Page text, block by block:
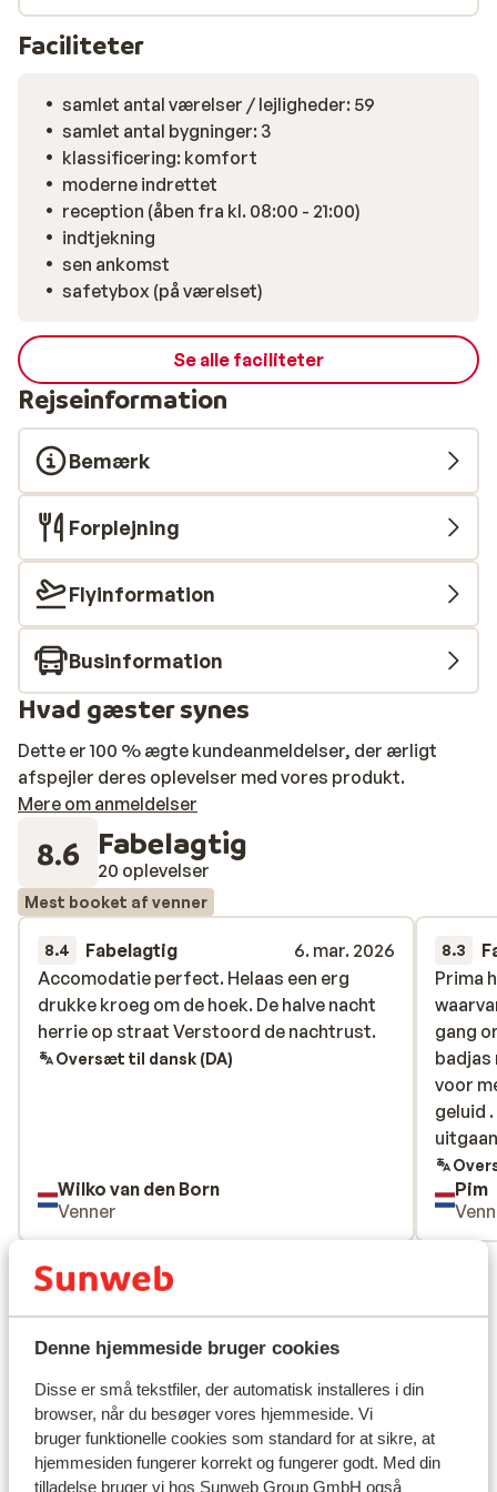
Denne hjemmeside bruger cookies
Disse er små tekstfiler, der automatisk installeres i din
browser, når du besøger vores hjemmeside. Vi
bruger funktionelle cookies som standard for at sikre, at
hjemmesiden fungerer korrekt og fungerer godt. Med din
tilladelse bruger vi hos Sunweb Group GmbH også
Faciliteter
samlet antal værelser / lejligheder: 59
samlet antal bygninger: 3
klassificering: komfort
moderne indrettet
reception (åben fra kl. 08:00 - 21:00)
indtjekning
sen ankomst
safetybox (på værelset)
Se alle faciliteter
Rejseinformation
Bemærk
Forplejning
Flyinformation
Businformation
Hvad gæster synes
Dette er 100 % ægte kundeanmeldelser, der ærligt
afspejler deres oplevelser med vores produkt.
Mere om anmeldelser
8.6 Fabelagtig
20 oplevelser
Mest booket af venner
8.4 Fabelagtig
6. mar. 2026
Accomodatie perfect. Helaas een erg
drukke kroeg om de hoek. De halve nacht
herrie op straat Verstoord de nachtrust.
Accomodatie perfect. Helaas een erg
drukke kroeg om de hoek. De halve nacht
herrie op straat Verstoord de nachtrust.
Oversæt til dansk (DA)
Wilko van den Born
Venner
8.3
Prima
gang
badjas
voor
geluid
Prima
gang
badjas
voor
geluid
Pim
Se alle 20 anmeldelser
Se på kort